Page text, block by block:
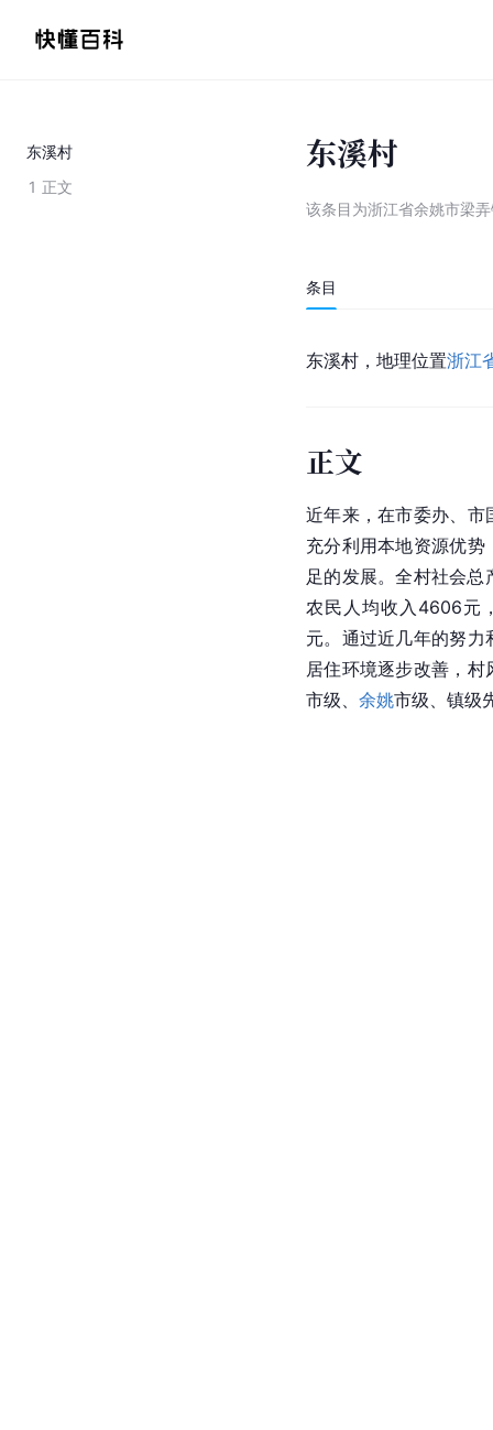
东溪村
1 正文
东溪村
该条目为浙江省余姚市梁
条目
东溪村，地理位置浙江
正文
近年来，在市委办、市
充分利用本地资源优
足的发展。全村社会
农民人均收入4606元
元。通过近几年的努
居住环境逐步改善，
市级、 余姚市级、镇级